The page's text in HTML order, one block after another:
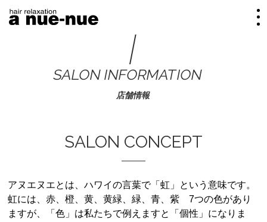
トップページ
Web予約 (HOT PEPPER Beauty)
SALON INFORMATION
店舗情報
SALON CONCEPT
アヌエヌエとは、ハワイの言葉で「虹」という意味です。
虹には、赤、橙、黄、黄緑、緑、青、紫 7つの色があり
ますが、「色」は私たちで例えますと「個性」になりま